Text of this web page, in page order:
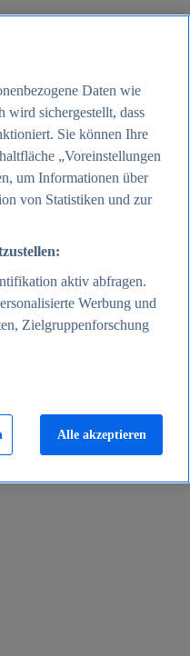
Daten wie
wird sichergestellt, dass
Sie können Ihre
„Voreinstellungen
um Informationen über
von Statistiken und zur
aktiv abfragen.
Werbung und
Zielgruppenforschung
Alle akzeptieren